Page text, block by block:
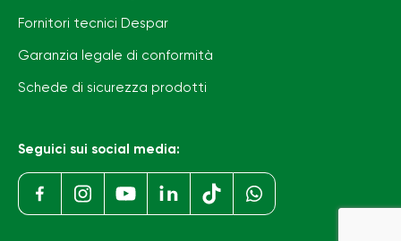
Fornitori tecnici Despar
Garanzia legale di conformità
Schede di sicurezza prodotti
Seguici sui social media: